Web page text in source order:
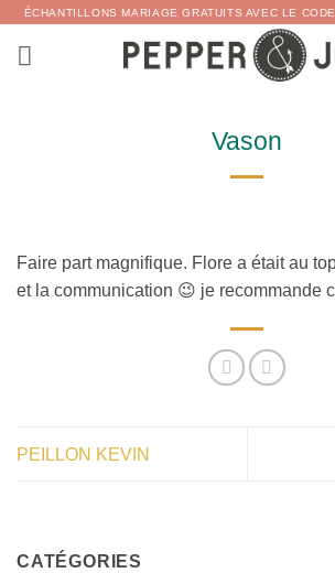
Passer
contenu
ÉCHANTILLONS MARIAGE GRATUITS AVEC LE CODE
Vason
Faire part magnifique. Flore a était au
et la communication 😉 je recommande
PEILLON KEVIN
CATÉGORIES